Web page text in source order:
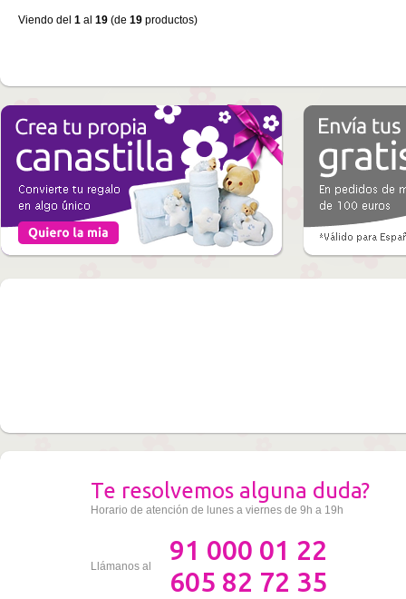
Viendo del 1 al 19 (de 19 productos)
Te resolvemos alguna duda?
Horario de atención de lunes a viernes de 9h a 19h
Llámanos al
91 000 01 22
605 82 72 35